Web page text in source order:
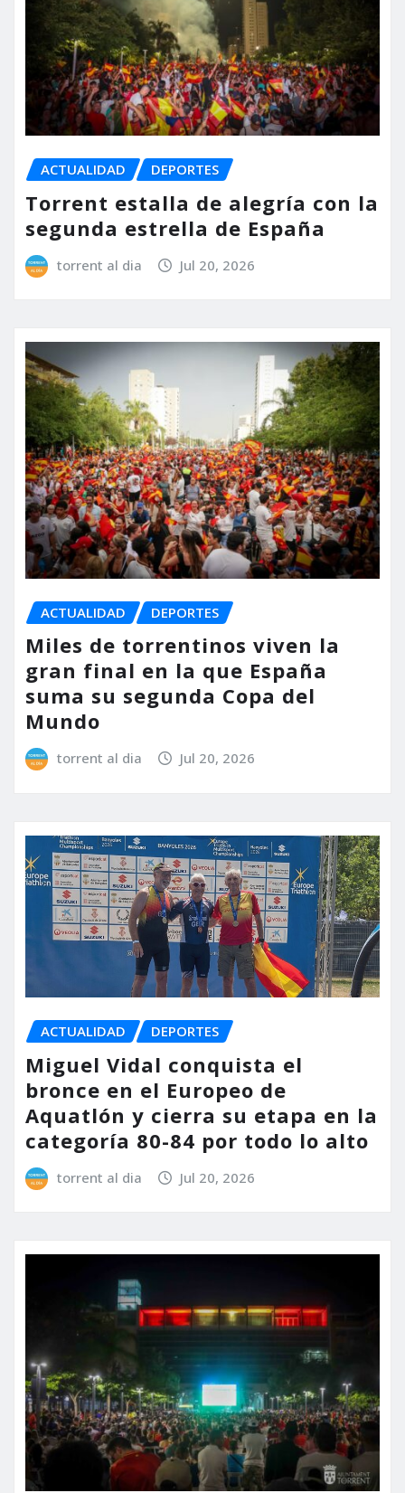
ACTUALIDAD DEPORTES
Torrent estalla de alegría con la
segunda estrella de España
torrent al dia Jul 20, 2026
ACTUALIDAD DEPORTES
Miles de torrentinos viven la
gran final en la que España
suma su segunda Copa del
Mundo
torrent al dia Jul 20, 2026
ACTUALIDAD DEPORTES
Miguel Vidal conquista el
bronce en el Europeo de
Aquatlón y cierra su etapa en la
categoría 80-84 por todo lo alto
torrent al dia Jul 20, 2026